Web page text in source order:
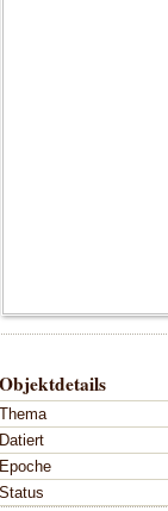
Objektdetails
Thema
Datiert
Epoche
Status